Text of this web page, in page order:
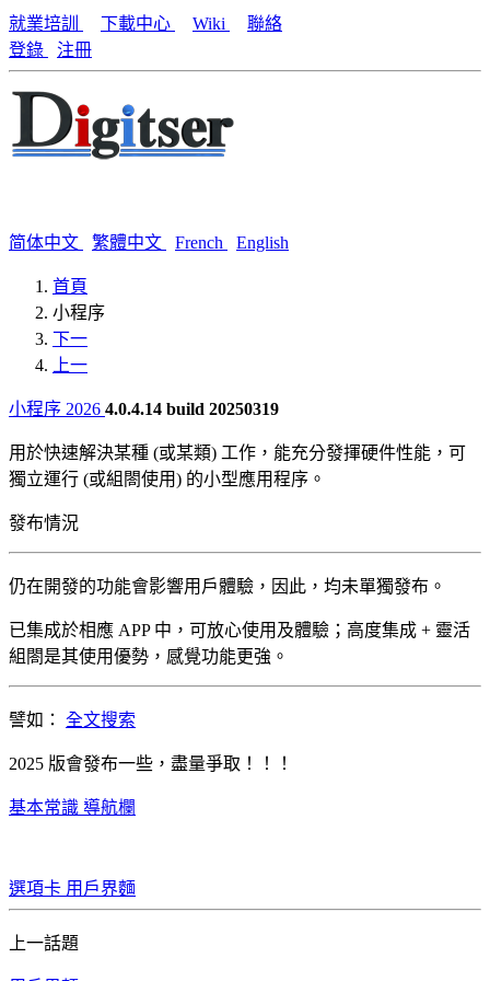
就業培訓 下載中心 Wiki
聯絡
登錄
注冊
简体中文 繁體中文 French English
首頁
小程序
下一
上一
小程序 2026 4.0.4.14 build 20250319
用於快速解決某種 (或某類) 工作，能充分發揮硬件性能，可
獨立運行 (或組閤使用) 的小型應用程序。
發布情況
仍在開發的功能會影響用戶體驗，因此，均未單獨發布。
已集成於相應 APP 中，可放心使用及體驗；高度集成 + 靈活
組閤是其使用優勢，感覺功能更強。
譬如： 全文搜索
2025 版會發布一些，盡量爭取！！！
基本常識 導航欄
選項卡 用戶界麵
上一話題